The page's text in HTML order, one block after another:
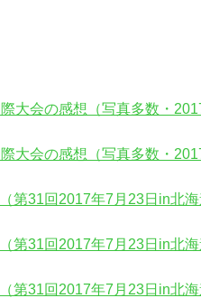
大会の感想（写真多数・
大会の感想（写真多数・
第31回2017年7月23日in北
第31回2017年7月23日in北
第31回2017年7月23日in北